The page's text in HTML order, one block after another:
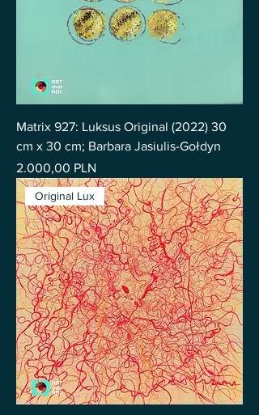
Matrix 927: Luksus Original (2022) 30
cm x 30 cm; Barbara Jasiulis-Gołdyn
Pris
2.000,00 PLN
Original Lux